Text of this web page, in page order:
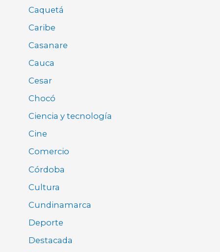
Caquetá
Caribe
Casanare
Cauca
Cesar
Chocó
Ciencia y tecnología
Cine
Comercio
Córdoba
Cultura
Cundinamarca
Deporte
Destacada